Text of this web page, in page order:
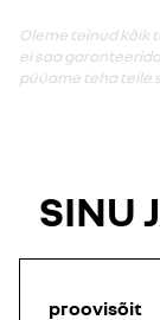
Oleme teinud kõik
ei saa
püüame teha teile
SINU
proovisõit